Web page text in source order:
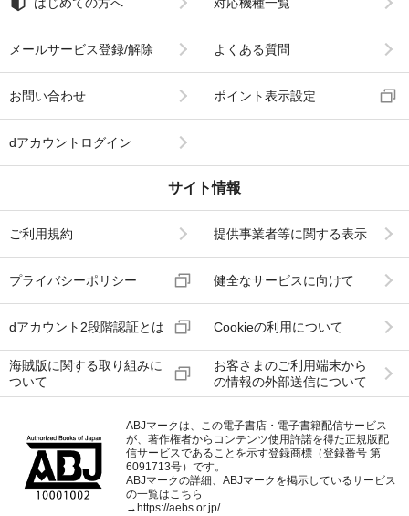
はじめての方へ 対応機種一覧
メールサービス登録/解除 よくある質問
お問い合わせ ポイント表示設定
dアカウントログイン
サイト情報
ご利用規約 提供事業者等に関する表示
プライバシーポリシー 健全なサービスに向けて
dアカウント2段階認証とは Cookieの利用について
海賊版に関する取り組みに
ついて
お客さまのご利用端末から
の情報の外部送信について
ABJマークは、この電子書店・電子書籍配信サービス
が、著作権者からコンテンツ使用許諾を得た正規版配
信サービスであることを示す登録商標（登録番号 第
6091713号）です。
ABJマークの詳細、ABJマークを掲示しているサービス
の一覧はこちら
→ https://aebs.or.jp/